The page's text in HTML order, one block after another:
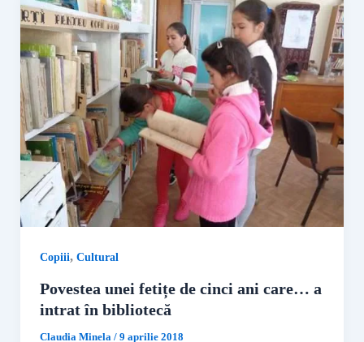
Copiii, Cultural
Povestea unei fetițe de cinci ani care… a
intrat în bibliotecă
Claudia Minela / 9 aprilie 2018